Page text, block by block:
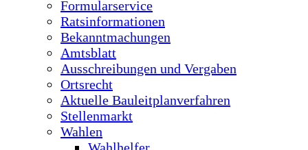
Formularservice
Ratsinformationen
Bekanntmachungen
Amtsblatt
Ausschreibungen und Vergaben
Ortsrecht
Aktuelle Bauleitplanverfahren
Stellenmarkt
Wahlen